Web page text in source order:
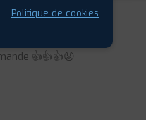
👍👍👍😡
Politique de cookies